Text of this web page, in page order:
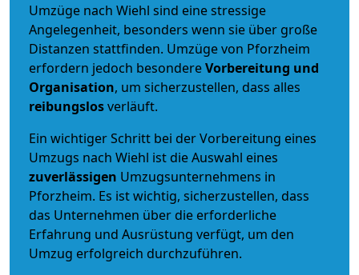
Umzüge nach Wiehl sind eine stressige
Angelegenheit, besonders wenn sie über große
Distanzen stattfinden. Umzüge von Pforzheim
erfordern jedoch besondereVorbereitung und
Organisation, um sicherzustellen, dass alles
reibungslosverläuft.
Ein wichtiger Schritt bei der Vorbereitung eines
Umzugs nach Wiehl ist die Auswahl eines
zuverlässigen Umzugsunternehmens in
Pforzheim. Es ist wichtig, sicherzustellen, dass
das Unternehmen über die erforderliche
Erfahrung und Ausrüstung verfügt, um den
Umzug erfolgreich durchzuführen.